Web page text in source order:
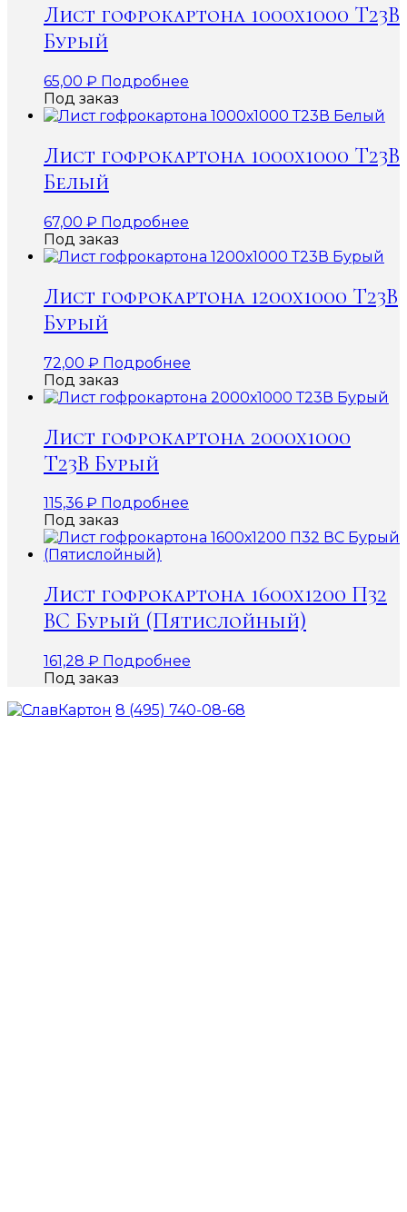
Лист гофрокартона 1000х1000 Т23В
Бурый
65,00 ₽ Подробнее
Под заказ
Лист гофрокартона 1000х1000 Т23В
Белый
67,00 ₽ Подробнее
Под заказ
Лист гофрокартона 1200х1000 Т23В
Бурый
72,00 ₽ Подробнее
Под заказ
Лист гофрокартона 2000х1000
Т23В Бурый
115,36 ₽ Подробнее
Под заказ
Лист гофрокартона 1600х1200 П32
ВС Бурый (Пятислойный)
161,28 ₽ Подробнее
Под заказ
8 (495) 740-08-68